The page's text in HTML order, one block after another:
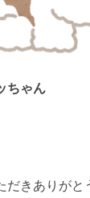
ちゃん
だきありがと